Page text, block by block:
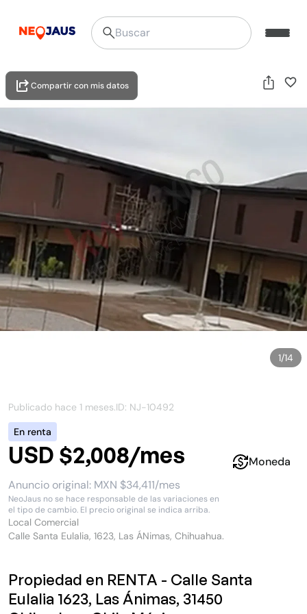
1/14
Compartir con mis datos
Publicado hace 1 meses.ID: NJ-10492
En renta
USD $2,008/mes
Anuncio original: MXN $34,411/mes
NeoJaus no se hace responsable de las variaciones en
el tipo de cambio. El precio original se indica arriba.
Moneda
Local Comercial
Calle Santa Eulalia, 1623, Las ÁNimas, Chihuahua.
Propiedad en RENTA - Calle Santa
Eulalia 1623, Las Ánimas, 31450